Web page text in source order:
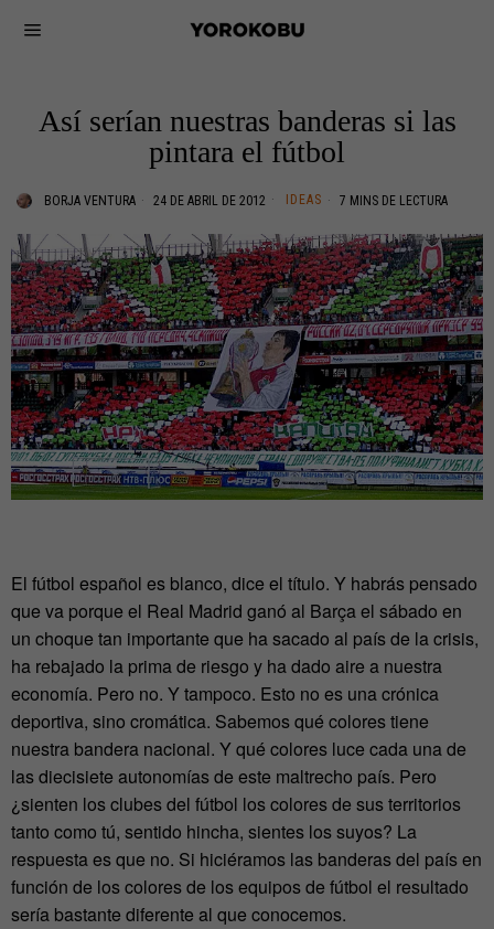
Así serían nuestras banderas si las
pintara el fútbol
BORJA VENTURA 24 DE ABRIL DE 2012 IDEAS 7 MINS DE LECTURA
El fútbol español es blanco, dice el título. Y habrás pensado
que va porque el Real Madrid ganó al Barça el sábado en
un choque tan importante que ha sacado al país de la crisis,
ha rebajado la prima de riesgo y ha dado aire a nuestra
economía. Pero no. Y tampoco. Esto no es una crónica
deportiva, sino cromática. Sabemos qué colores tiene
nuestra bandera nacional. Y qué colores luce cada una de
las diecisiete autonomías de este maltrecho país. Pero
¿sienten los clubes del fútbol los colores de sus territorios
tanto como tú, sentido hincha, sientes los suyos? La
respuesta es que no. Si hiciéramos las banderas del país en
función de los colores de los equipos de fútbol el resultado
sería bastante diferente al que conocemos.